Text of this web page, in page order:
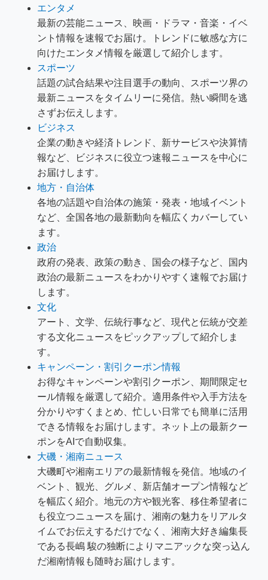
エンタメ
最新の芸能ニュース、映画・ドラマ・音楽・イベ
ント情報を速報でお届け。トレンドに敏感な方に
向けたエンタメ情報を厳選して紹介します。
スポーツ
話題の試合結果や注目選手の動向、スポーツ界の
最新ニュースをタイムリーに発信。熱い瞬間を逃
さずお伝えします。
ビジネス
企業の動きや経済トレンド、新サービスや決算情
報など、ビジネスに役立つ速報ニュースを中心に
お届けします。
地方・自治体
各地の話題や自治体の施策・発表・地域イベント
など、全国各地の最新動向を幅広くカバーしてい
ます。
政治
政府の発表、政策の動き、国会の様子など、国内
政治の最新ニュースをわかりやすく速報でお届け
します。
文化
アート、文学、伝統行事など、現代と伝統が交差
する文化ニュースをピックアップして紹介しま
す。
キャンペーン・割引クーポン情報
お得なキャンペーンや割引クーポン、期間限定セ
ール情報を厳選して紹介。適用条件や入手方法を
分かりやすくまとめ、忙しい日常でも簡単に活用
できる情報をお届けします。ネット上の最新クー
ポンをAIで自動収集。
大磯・湘南ニュース
大磯町や湘南エリアの最新情報を発信。地域のイ
ベント、観光、グルメ、新店舗オープン情報など
を幅広く紹介。地元の方や観光客、移住希望者に
も役立つニュースを届け、湘南の魅力をリアルタ
イムでお伝えするだけでなく、湘南大好き編集長
である長嶋 駿の独断によりマニアックな突っ込ん
だ湘南情報も随時お届けします。